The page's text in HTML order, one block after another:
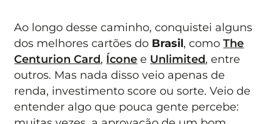
Ao longo desse caminho, conquistei alguns
dos melhores cartões do Brasil, comoThe
Centurion Card, Ícone e Unlimited, entre
outros. Mas nada disso veio apenas de
renda, investimento score ou sorte. Veio de
entender algo que pouca gente percebe: